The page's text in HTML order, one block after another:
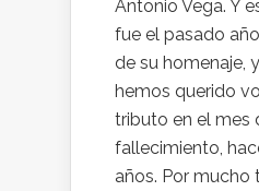
Antonio Vega. Y
fue el pasado
de su homenaje,
hemos querido
tributo en el mes
fallecimiento,
años. Por mucho